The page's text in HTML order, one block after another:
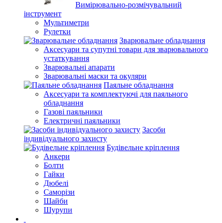
Вимірювально-розмічувальний
інструмент
Мультиметри
Рулетки
Зварювальне обладнання
Аксесуари та супутні товари для зварювального
устаткування
Зварювальні апарати
Зварювальні маски та окуляри
Паяльне обладнання
Аксесуари та комплектуючі для паяльного
обладнання
Газові паяльники
Електричні паяльники
Засоби
індивідуального захисту
Будівельне кріплення
Анкери
Болти
Гайки
Дюбелі
Саморізи
Шайби
Шурупи